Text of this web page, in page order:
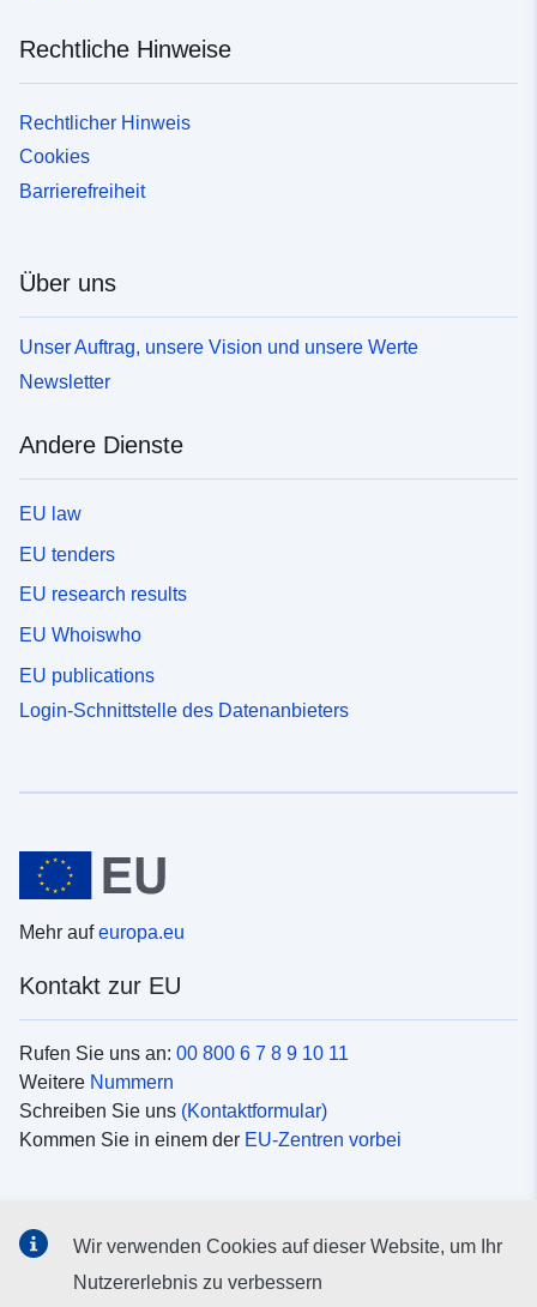
Rechtliche Hinweise
Rechtlicher Hinweis
Cookies
Barrierefreiheit
Über uns
Unser Auftrag, unsere Vision und unsere Werte
Newsletter
Andere Dienste
EU law
EU tenders
EU research results
EU Whoiswho
EU publications
Login-Schnittstelle des Datenanbieters
Mehr aufeuropa.eu
Kontakt zur EU
Rufen Sie uns an: 00 800 6 7 8 9 10 11
Weitere Nummern
Schreiben Sie uns (Kontaktformular)
Kommen Sie in einem der EU-Zentren vorbei
Suche nach EUSocial-Media-Kanäle
Wir verwenden Cookies auf dieser Website, um Ihr
Nutzererlebnis zu verbessern